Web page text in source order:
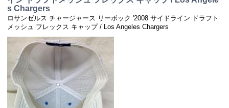
s Chargers
ロサンゼルス チャージャース リーボック '2008 サイドライン ドラフト
メッシュ フレックス キャップ / Los Angeles Chargers